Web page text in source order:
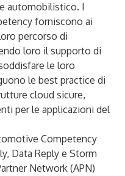
automobilistico. I
forniscono ai
percorso di
loro il supporto di
le loro
le best practice di
cloud sicure,
per le applicazioni del
Competency
Data Reply e Storm
Network (APN)